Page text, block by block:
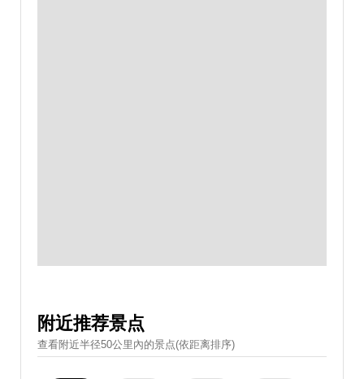
附近推荐景点
查看附近半径50公里內的景点(依距离排序)